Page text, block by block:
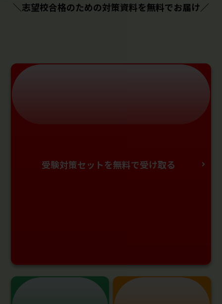
＼志望校合格のための対策資料を無料でお届け／
受験対策セットを無料で受け取る